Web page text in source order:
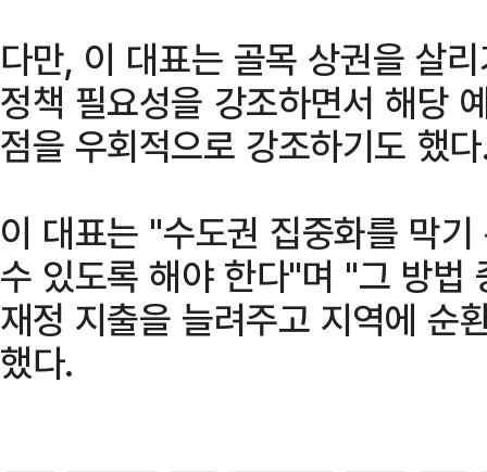
다만, 이 대표는 골목 상권을 살
정책 필요성을 강조하면서 해당
점을 우회적으로 강조하기도 했
이 대표는 "수도권 집중화를 막
수 있도록 해야 한다"며 "그 방법
재정 지출을 늘려주고 지역에 순
했다.